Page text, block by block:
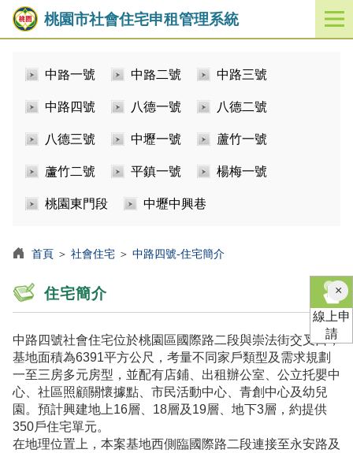
桃園市社會住宅申租管理系統
開
啟
中路一號 中路二號 中路三號
中路四號 八德一號 八德二號
八德三號 中壢一號 蘆竹一號
蘆竹二號 平鎮一號 楊梅一號
桃園東門段 中壢中興巷
首頁 ＞ 社會住宅 ＞ 中路四號-住宅簡介
住宅簡介
中路四號社會住宅位於桃園區國際路二段與崇法街交叉口，
基地面積為6391平方公尺，考量不同家戶類型及需求規劃
一至三房多元房型，並配有店鋪、出租辦公室、公立托嬰中
心、社區照顧關懷據點、市民活動中心、青創中心及幼兒
園。預計興建地上16層、18層及19層、地下3層，約提供
350戶住宅單元。
在地理位置上，本案基地西側臨國際路二段連接至永安路及
×關
閉
線上申
請